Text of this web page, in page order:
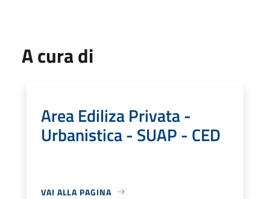
A cura di
Area Ediliza Privata -
Urbanistica - SUAP - CED
VAI ALLA PAGINA